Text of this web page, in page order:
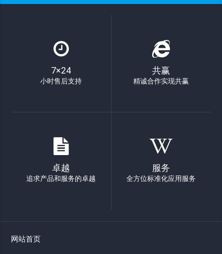
7×24
小时售后支持
共赢
精诚合作实现共赢
卓越
追求产品和服务的卓越
服务
全方位标准化应用服务
网站首页